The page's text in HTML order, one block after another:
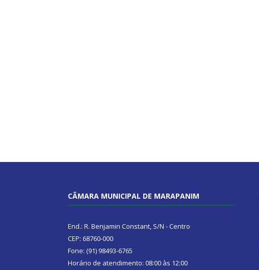
CÂMARA MUNICIPAL DE MARAPANIM
End.: R. Benjamin Constant, S/N - Centro
CEP: 68760-000
Fone: (91) 98493-6765
Horário de atendimento: 08:00 às 12:00